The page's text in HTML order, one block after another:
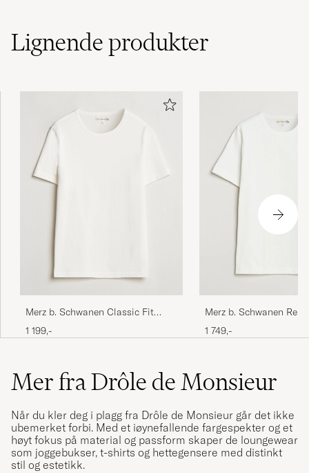
KJØPTE PÅ CAREOFCARL.SE
Passade perfekt, underbart material, lite
tjockare!!
JAN C KJØPTE PÅ CAREOFCARL.SE
Lignendeprodukter
Merz b. Schwanen Classic Fit
Loopwheeled T-Shirt White
1 199,-
Merz b. Schwanen
Loopwheeled Heavy T-
1 749,-
Mer fra Drôle de Monsieur
Når du kler deg i plagg fra Drôle de Monsieur går det ikke
ubemerket forbi. Med et iøynefallende fargespekter og et
høyt fokus på material og passform skaper de loungewear
som joggebukser, t-shirts og hettegensere med distinkt
stil og estetikk.